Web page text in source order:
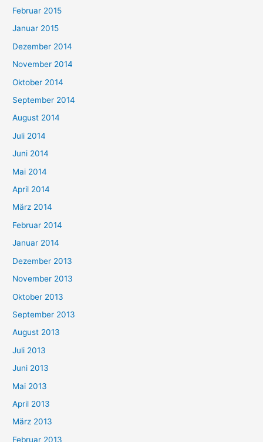
Februar 2015
Januar 2015
Dezember 2014
November 2014
Oktober 2014
September 2014
August 2014
Juli 2014
Juni 2014
Mai 2014
April 2014
März 2014
Februar 2014
Januar 2014
Dezember 2013
November 2013
Oktober 2013
September 2013
August 2013
Juli 2013
Juni 2013
Mai 2013
April 2013
März 2013
Februar 2013